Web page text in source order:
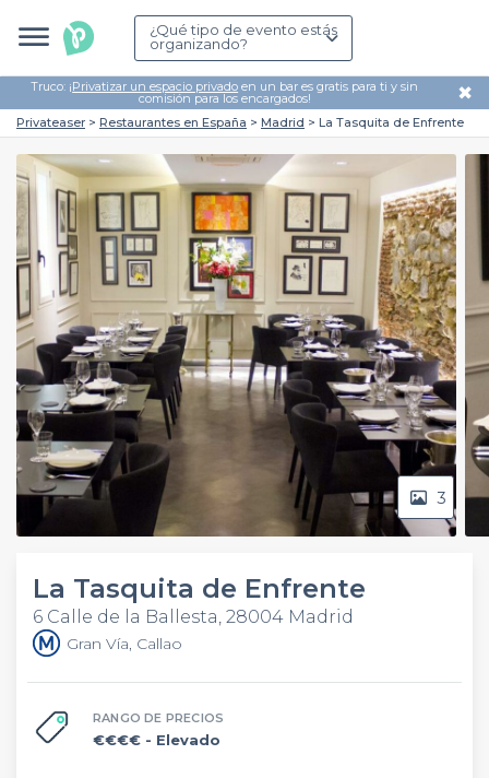
¿Qué tipo de evento estás
organizando?
Truco: ¡Privatizar un espacio privado en un bar es gratis para ti y sin
comisión para los encargados! ✖
Privateaser Restaurantes en España Madrid La Tasquita de Enfrente
3
La Tasquita de Enfrente
6 Calle de la Ballesta, 28004 Madrid
Gran Vía, Callao
RANGO DE PRECIOS
€€€€ - Elevado